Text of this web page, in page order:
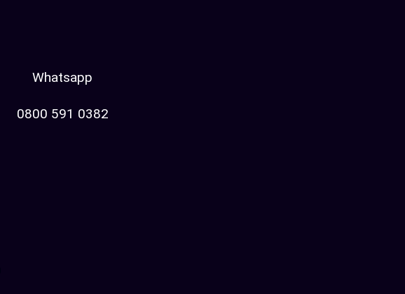
Whatsapp
0800 591 0382​